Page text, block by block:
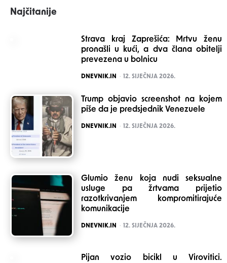
Najčitanije
Strava kraj Zaprešića: Mrtvu ženu
pronašli u kući, a dva člana obitelji
prevezena u bolnicu
POSTED
DNEVNIK.IN 12. SIJEČNJA 2026.
Trump objavio screenshot na kojem
piše da je predsjednik Venezuele
POSTED
DNEVNIK.IN 12. SIJEČNJA 2026.
Glumio ženu koja nudi seksualne
usluge pa žrtvama prijetio
razotkrivanjem kompromitirajuće
komunikacije
POSTED
DNEVNIK.IN 12. SIJEČNJA 2026.
Pijan vozio bicikl u Virovitici.